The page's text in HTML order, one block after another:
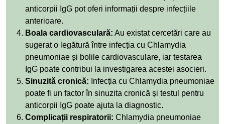
anticorpii IgG pot oferi informații despre infecțiile
anterioare.
Boala cardiovasculară: Au existat cercetări care au
sugerat o legătură între infecția cu Chlamydia
pneumoniae și bolile cardiovasculare, iar testarea
IgG poate contribui la investigarea acestei asocieri.
Sinuzită cronică: Infecția cu Chlamydia pneumoniae
poate fi un factor în sinuzita cronică și testul pentru
anticorpii IgG poate ajuta la diagnostic.
Complicații respiratorii: Chlamydia pneumoniae